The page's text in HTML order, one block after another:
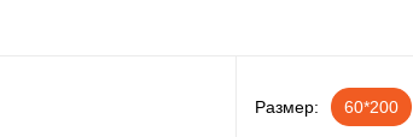
Размер: 60*200